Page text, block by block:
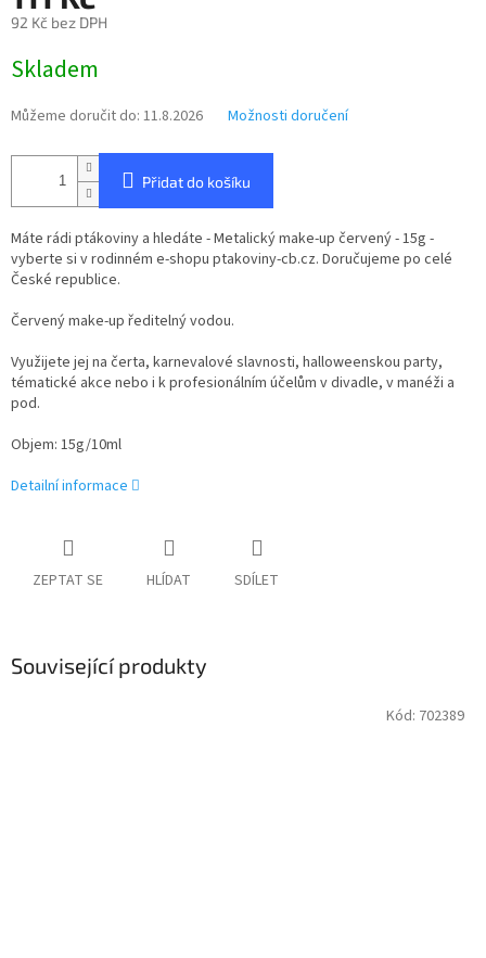
92 Kč bez DPH
cena:
Skladem
Můžeme doručit do: 11.8.2026 Možnosti doručení
Přidat do košíku
Máte rádi ptákoviny a hledáte - Metalický make-up červený - 15g -
vyberte si v rodinném e-shopu ptakoviny-cb.cz. Doručujeme po celé
České republice.
Červený make-up ředitelný vodou.
Využijete jej na čerta, karnevalové slavnosti, halloweenskou party,
tématické akce nebo i k profesionálním účelům v divadle, v manéži a
pod.
Objem: 15g/10ml
Detailní informace
ZEPTAT SE HLÍDAT SDÍLET
Související produkty
Kód: 702389